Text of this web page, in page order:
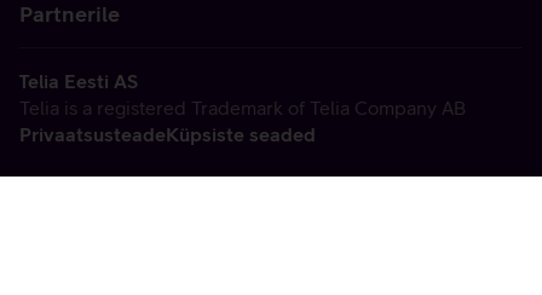
Partnerile
Telia Eesti AS
Telia is a registered Trademark of Telia Company AB
PrivaatsusteadeKüpsiste seaded